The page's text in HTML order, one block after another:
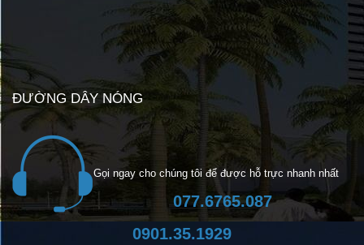
ĐƯỜNG DÂY NÓNG
Gọi ngay cho chúng tôi để được hỗ trực nhanh nhất
077.6765.087
0901.35.1929